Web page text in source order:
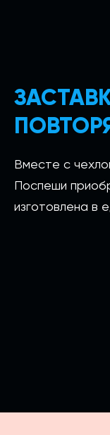
Вместе с
Поспеши
изготовлена в